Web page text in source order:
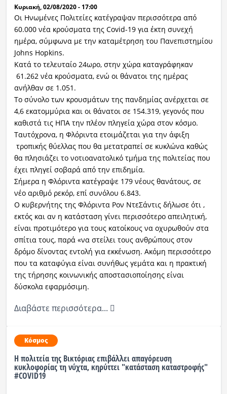
Κυριακή, 02/08/2020 - 17:00
Οι Ηνωμένες Πολιτείες κατέγραψαν περισσότερα από
60.000 νέα κρούσματα της Covid-19 για έκτη συνεχή
ημέρα, σύμφωνα με την καταμέτρηση του Πανεπιστημίου
Johns Hopkins.
Κατά το τελευταίο 24ωρο, στην χώρα καταγράφηκαν
61.262 νέα κρούσματα, ενώ οι θάνατοι της ημέρας
ανήλθαν σε 1.051.
Το σύνολο των κρουσμάτων της πανδημίας ανέρχεται σε
4,6 εκατομμύρια και οι θάνατοι σε 154.319, γεγονός που
καθιστά τις ΗΠΑ την πλέον πληγεία χώρα στον κόσμο.
Ταυτόχρονα, η Φλόριντα ετοιμάζεται για την άφιξη
τροπικής θύελλας που θα μετατραπεί σε κυκλώνα καθώς
θα πλησιάζει το νοτιοανατολικό τμήμα της πολιτείας που
έχει πληγεί σοβαρά από την επιδημία.
Σήμερα η Φλόριντα κατέγραψε 179 νέους θανάτους, σε
νέο αριθμό ρεκόρ, επί συνόλου 6.843.
Ο κυβερνήτης της Φλόριντα Ρον ΝτεΣάντις δήλωσε ότι ,
εκτός και αν η κατάσταση γίνει περισσότερο απειλητική,
είναι προτιμότερο για τους κατοίκους να οχυρωθούν στα
σπίτια τους, παρά «να στείλει τους ανθρώπους στον
δρόμο δίνοντας εντολή για εκκένωση. Ακόμη περισσότερο
που τα καταφύγια είναι συνήθως γεμάτα και η πρακτική
της τήρησης κοινωνικής αποστασιοποίησης είναι
δύσκολα εφαρμόσιμη.
Διαβάστε περισσότερα...
Κόσμος
Η πολιτεία της Βικτόριας επιβάλλει απαγόρευση
κυκλοφορίας τη νύχτα, κηρύττει "κατάσταση καταστροφής"
#COVID19